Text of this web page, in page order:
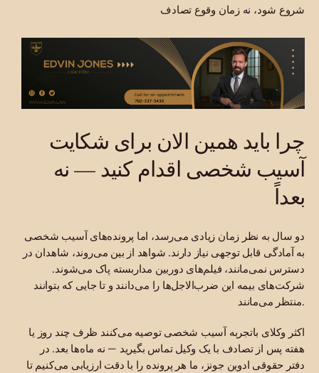
شروع شود، نه زمان وقوع تصادف
چرا باید همین الان برای شکایت
آسیب شخصی اقدام کنید — نه
بعداً
دو سال به نظر زمان زیادی می‌رسد، اما پرونده‌های آسیب شخصی
به آمادگی قابل توجهی نیاز دارند. شواهد از بین می‌روند، شاهدان در
دسترس نمی‌مانند، فیلم‌های دوربین مداربسته پاک می‌شوند.
شرکت‌های بیمه این ضرب‌الاجل‌ها را می‌دانند و تا جایی که بتوانند
منتظر می‌مانند.
اکثر وکلای باتجربه آسیب شخصی توصیه می‌کنند ظرف چند روز یا
هفته پس از تصادف با یک وکیل تماس بگیرید — نه ماه‌ها بعد. در
دفتر حقوقی ادوین جونز، ما هر پرونده را با دقت ارزیابی می‌کنیم تا